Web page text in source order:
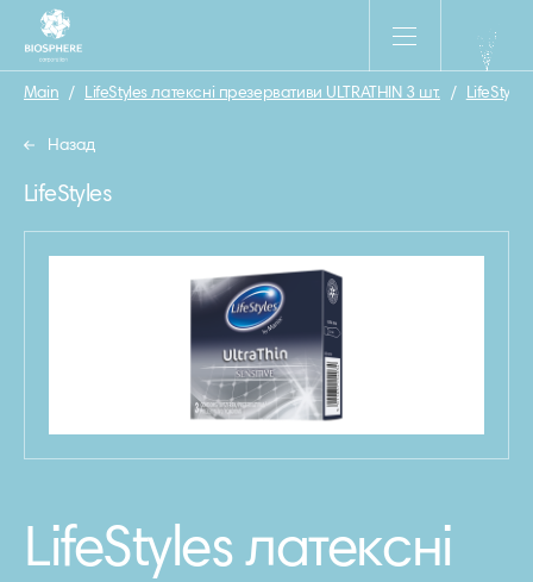
Main / LifeStyles латексні презервативи ULTRATHIN 3 шт. / LifeStyles
Назад
LifeStyles
LifeStyles латексні